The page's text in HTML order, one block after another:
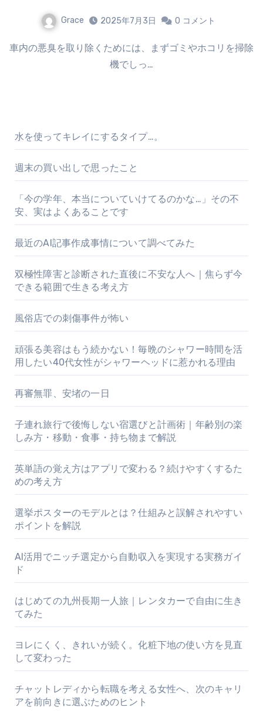
Grace 2025年7月3日 0 コメント
車内の悪臭を取り除くためには、まずゴミやホコリを掃除
機でしっ…
水を使ってキレイにするタイプ…。
週末の買い出しで思ったこと
「今の学年、本当についていけてるのかな…」その不
安、実はよくあることです
最近のAI記事作成事情について調べてみた
双極性障害と診断された直後に不安な人へ｜焦らず今
できる範囲で生きる考え方
風俗店での刺傷事件が怖い
頑張る美容はもう続かない！毎晩のシャワー時間を活
用したい40代女性がシャワーヘッドに惹かれる理由
再審無罪、安堵の一日
子連れ旅行で後悔しない宿選びと計画術｜年齢別の楽
しみ方・移動・食事・持ち物まで解説
英単語の覚え方はアプリで変わる？続けやすくするた
めの考え方
選挙ポスターのモデルとは？仕組みと誤解されやすい
ポイントを解説
AI活用でニッチ選定から自動収入を実現する実務ガイ
ド
はじめての九州長期一人旅｜レンタカーで自由に生き
てみた
ヨレにくく、きれいが続く。化粧下地の使い方を見直
して変わった
チャットレディから転職を考える女性へ、次のキャリ
アを前向きに選ぶためのヒント